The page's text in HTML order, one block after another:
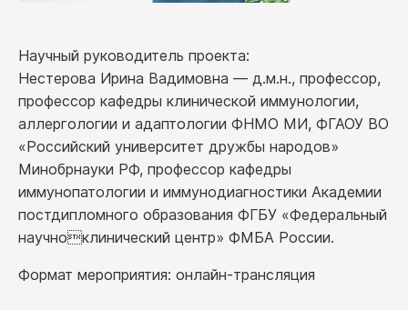
Научный руководитель проекта:
Нестерова Ирина Вадимовна –– д.м.н., профессор,
профессор кафедры клинической иммунологии,
аллергологии и адаптологии ФНМО МИ, ФГАОУ ВО
«Российский университет дружбы народов»
Минобрнауки РФ, профессор кафедры
иммунопатологии и иммунодиагностики Академии
постдипломного образования ФГБУ «Федеральный
научноклинический центр» ФМБА России.
Формат мероприятия: онлайн-трансляция